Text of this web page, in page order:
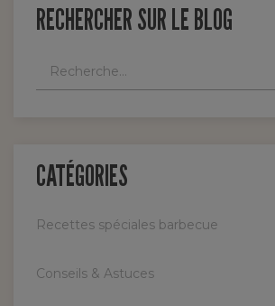
RECHERCHER SUR LE BLOG
CATÉGORIES
Recettes spéciales barbecue
Conseils & Astuces